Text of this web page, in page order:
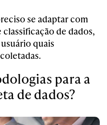
se adaptar com
de dados,
quais
para a
de dados?